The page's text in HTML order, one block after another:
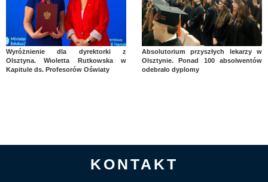
Wyróżnienie dla dyrektorki z
Olsztyna. Wioletta Rutkowska w
Kapitule ds. Profesorów Oświaty
Absolutorium przyszłych lekarzy w
Olsztynie. Ponad 100 absolwentów
odebrało dyplomy
KONTAKT